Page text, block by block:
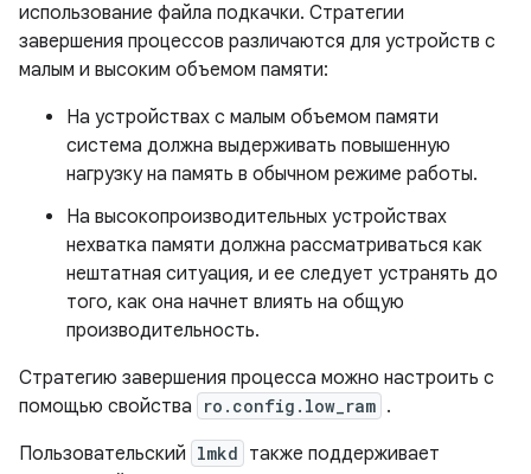
использование файла подкачки. Стратегии
завершения процессов различаются для устройств с
малым и высоким объемом памяти:
На устройствах с малым объемом памяти
система должна выдерживать повышенную
нагрузку на память в обычном режиме работы.
На высокопроизводительных устройствах
нехватка памяти должна рассматриваться как
нештатная ситуация, и ее следует устранять до
того, как она начнет влиять на общую
производительность.
Стратегию завершения процесса можно настроить с
помощью свойства
ro.config.low_ram .
Пользовательский lmkd также поддерживает